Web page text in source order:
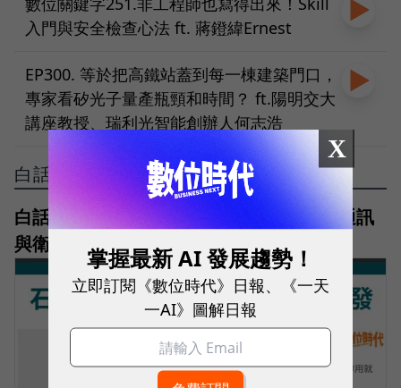
入門與安全檢查心法 ft. 蔣鐙緯Ernest
EP300. 等於把高鐵站蓋到每一棟建築門口，
專家看矽光子量產瓶頸和時間？ ft.陽明交大
講座教授、瑞利光智能創辦人何志浩
白話科技
白話科技｜石英元件是什麼？為何AI、光通訊
與衛星都需要它？石英概念股一次看
X
掌握最新 AI 發展趨勢！
立即訂閱《數位時代》日報、《一天
一AI》圖解日報